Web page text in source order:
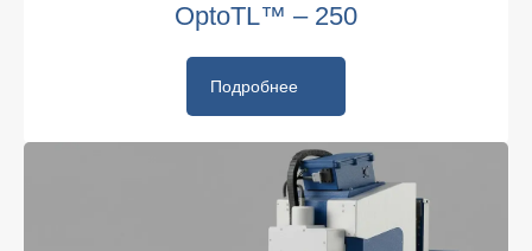
OptoTL™ – 250
Подробнее